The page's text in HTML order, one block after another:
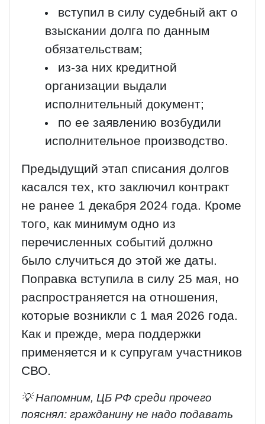
вступил в силу судебный акт о
взыскании долга по данным
обязательствам;
из-за них кредитной
организации выдали
исполнительный документ;
по ее заявлению возбудили
исполнительное производство.
Предыдущий этап списания долгов
касался тех, кто заключил контракт
не ранее 1 декабря 2024 года. Кроме
того, как минимум одно из
перечисленных событий должно
было случиться до этой же даты.
Поправка вступила в силу 25 мая, но
распространяется на отношения,
которые возникли с 1 мая 2026 года.
Как и прежде, мера поддержки
применяется и к супругам участников
СВО.
💡 Напомним, ЦБ РФ среди прочего
пояснял: гражданину не надо подавать